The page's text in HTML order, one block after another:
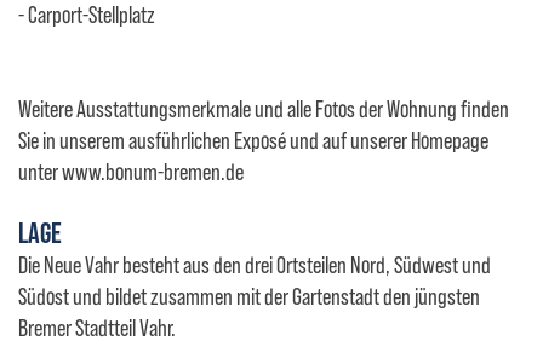
- Carport-Stellplatz
Weitere Ausstattungsmerkmale und alle Fotos der Wohnung finden
Sie in unserem ausführlichen Exposé und auf unserer Homepage
unter www.bonum-bremen.de
LAGE
Die Neue Vahr besteht aus den drei Ortsteilen Nord, Südwest und
Südost und bildet zusammen mit der Gartenstadt den jüngsten
Bremer Stadtteil Vahr.